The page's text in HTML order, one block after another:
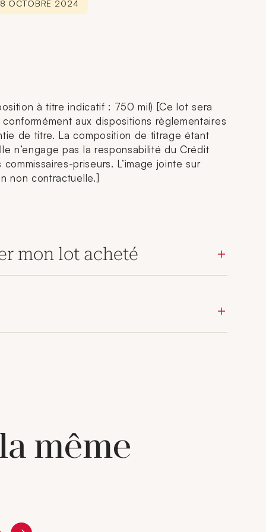
OCTOBRE 2024
à titre indicatif : 750 mil) [Ce lot sera
conformément aux dispositions règlementaires
de titre. La composition de titrage étant
n’engage pas la responsabilité du Crédit
priseurs. L’image jointe sur
non contractuelle.]
mon lot acheté
même